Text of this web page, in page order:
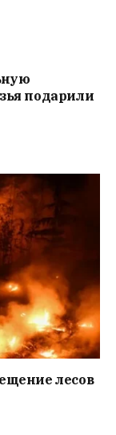
подарили
лесов